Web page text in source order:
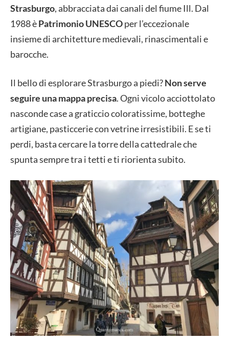
Strasburgo, abbracciata dai canali del fiume Ill. Dal
1988 èPatrimonio UNESCOper l’eccezionale
insieme di architetture medievali, rinascimentali e
barocche.
Il bello di esplorare Strasburgo a piedi?Non serve
seguire una mappa precisa. Ogni vicolo acciottolato
nasconde case a graticcio coloratissime, botteghe
artigiane, pasticcerie con vetrine irresistibili. E se ti
perdi, basta cercare la torre della cattedrale che
spunta sempre tra i tetti e ti riorienta subito.